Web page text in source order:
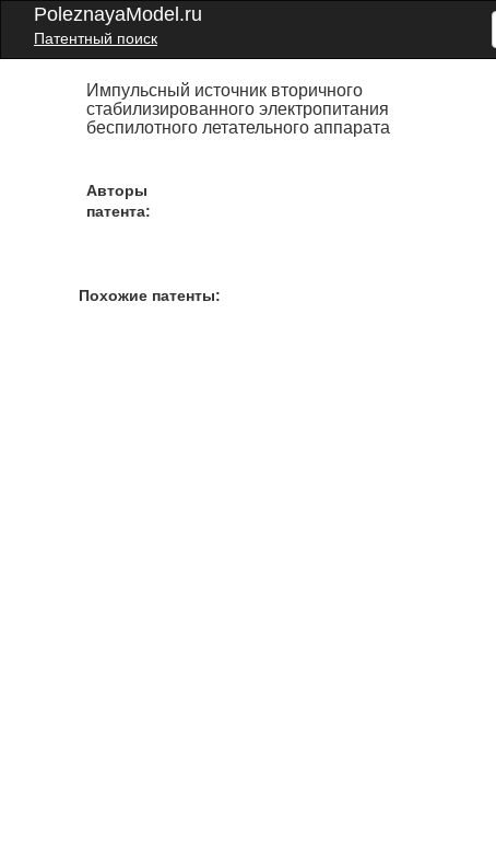
PoleznayaModel.ru
Патентный поиск
Импульсный источник вторичного
стабилизированного электропитания
беспилотного летательного аппарата
Авторы
патента:
Похожие патенты: